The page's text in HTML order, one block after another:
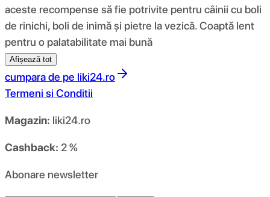
aceste recompense să fie potrivite pentru câinii cu boli
de rinichi, boli de inimă și pietre la vezică. Coaptă lent
pentru o palatabilitate mai bună
Afișează tot
cumpara de pe liki24.ro
Termeni si Conditii
Magazin: liki24.ro
Cashback: 2 %
Abonare newsletter